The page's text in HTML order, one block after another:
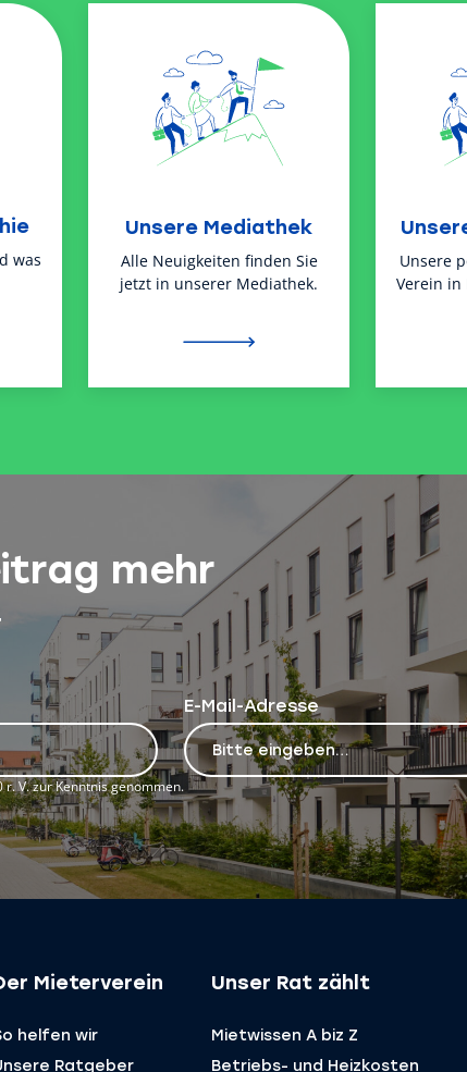
was
Unsere Mediathek
Alle Neuigkeiten finden Sie
jetzt in unserer Mediathek.
Unsere
Verein in
mehr
E-Mail-Adresse
V. zur Kenntnis genommen.
Mieterverein
helfen wir
Ratgeber
Unser Rat zählt
Mietwissen A biz Z
Betriebs- und Heizkosten